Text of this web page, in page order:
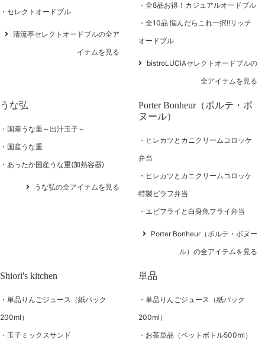
セレクトオードブル
清流亭セレクトオードブルの全ア
イテムを見る
全8品お得！カジュアルオードブル
全10品 悩んだらこれ一択!!リッチ
オードブル
bistroLUCIAセレクトオードブルの
全アイテムを見る
うな弘
国産うな重～出汁玉子～
国産うな重
あったか国産うな重(加熱容器)
うな弘の全アイテムを見る
Porter Bonheur（ポルテ・ボ
ヌール）
ヒレカツとカニクリームコロッケ
弁当
ヒレカツとカニクリームコロッケ
特製ピラフ弁当
エビフライと白身魚フライ弁当
Porter Bonheur（ポルテ・ボヌー
ル）の全アイテムを見る
Shiori's kitchen
単品りんごジュース（紙パック
200ml）
玉子ミックスサンド
単品
単品りんごジュース（紙パック
200ml）
お茶単品（ペットボトル500ml）